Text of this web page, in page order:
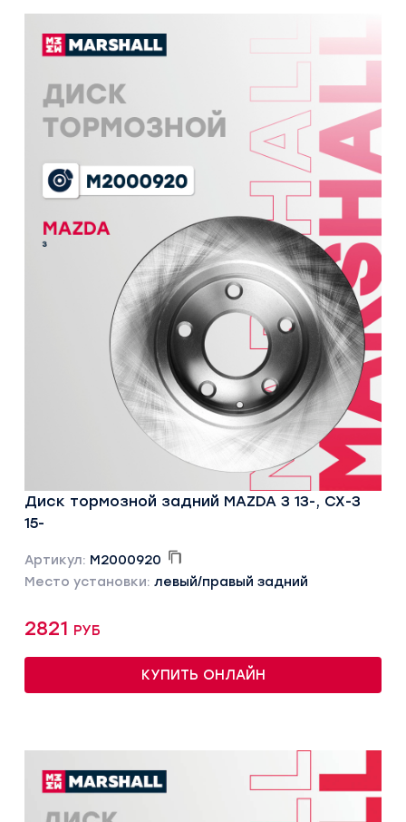
Диск тормозной задний MAZDA 3 13-, CX-3
15-
Артикул: M2000920
Место установки: левый/правый задний
2821 руб
КУПИТЬ ОНЛАЙН